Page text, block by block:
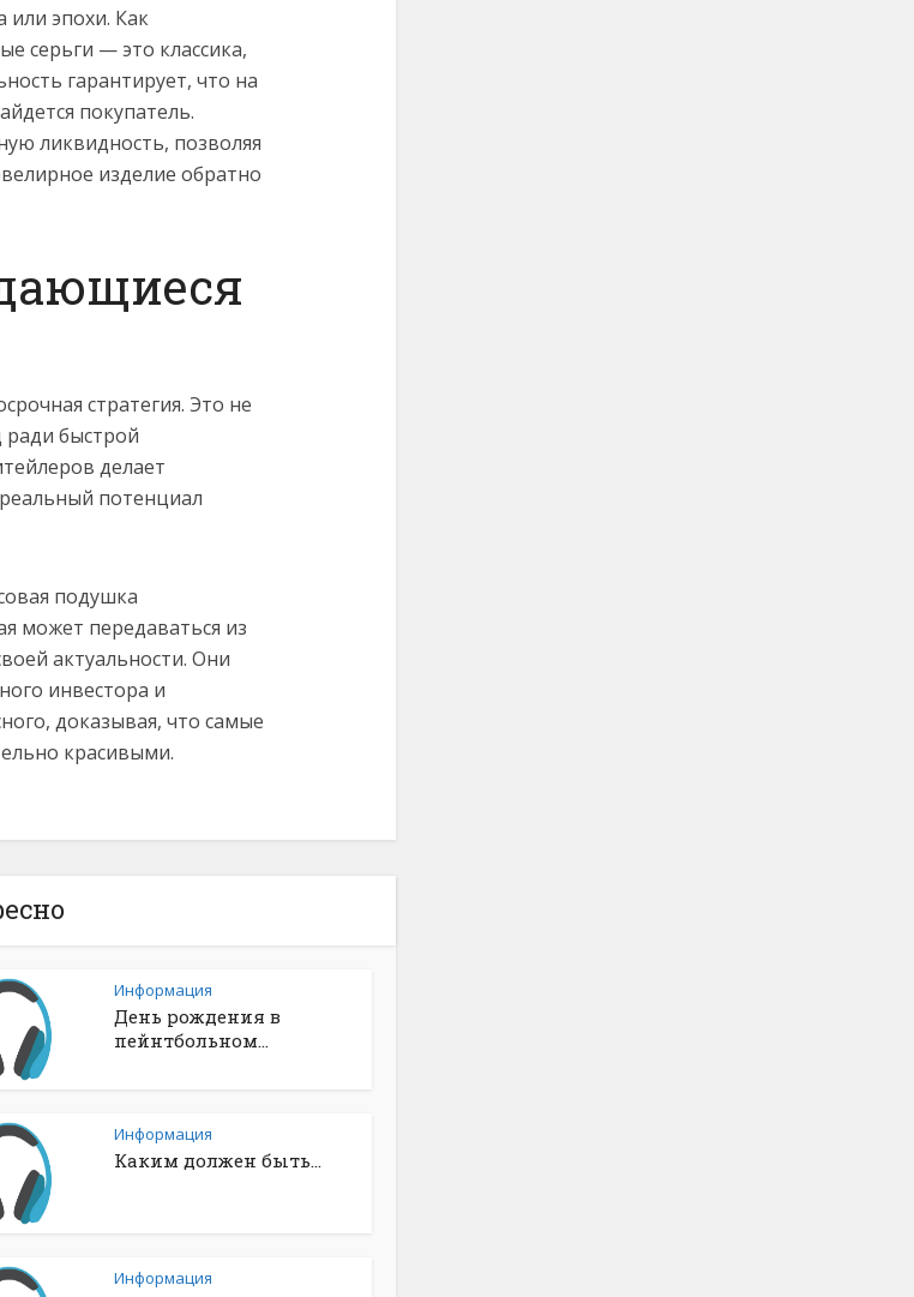
или эпохи. Как
серьги — это классика,
гарантирует, что на
покупатель.
ликвидность, позволяя
изделие обратно
стратегия. Это не
ради быстрой
делает
потенциал
подушка
может передаваться из
актуальности. Они
инвестора и
доказывая, что самые
красивыми.
Информация
День рождения в
пейнтбольном...
Информация
Каким должен быть...
Информация